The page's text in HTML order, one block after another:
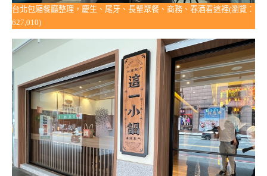
台北包廂餐廳整理，慶生、尾牙、長輩聚餐、商務、春酒看這裡(瀏覽：
627,010)